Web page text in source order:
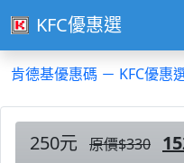
KFC優惠選
肯德基優惠碼 － KFC優惠
250元 原價$330